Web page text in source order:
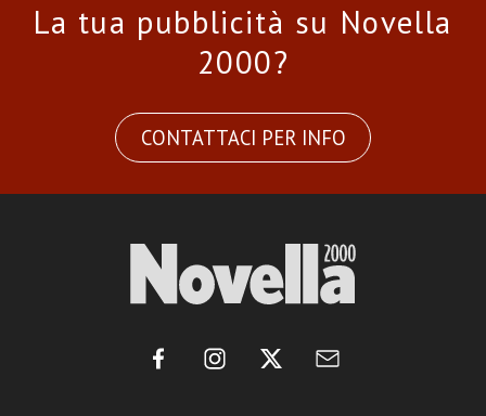
La tua pubblicità su Novella
2000?
CONTATTACI PER INFO